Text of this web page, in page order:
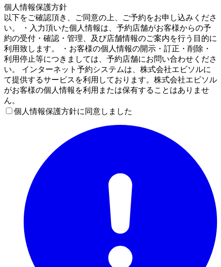
個人情報保護方針
以下をご確認頂き、ご同意の上、ご予約をお申し込みくださ
い。 ・入力頂いた個人情報は、予約店舗がお客様からの予
約の受付・確認・管理、及び店舗情報のご案内を行う目的に
利用致します。 ・お客様の個人情報の開示・訂正・削除・
利用停止等につきましては、予約店舗にお問い合わせくださ
い。 インターネット予約システムは、株式会社エビソルに
て提供するサービスを利用しております。株式会社エビソル
がお客様の個人情報を利用または保有することはありませ
ん。
個人情報保護方針に同意しました